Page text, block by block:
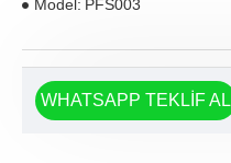
Model: PFS003
WHATSAPP TEKLIF AL